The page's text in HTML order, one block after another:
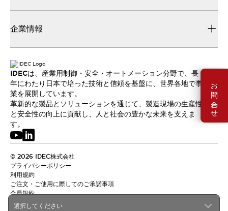
お問い合わせ
選択してください
企業情報
IDECは、産業用制御・安全・オートメーション分野で、長
年にわたり日本で培った技術と信頼を基盤に、世界各地で事
業を展開しています。
革新的な製品とソリューションを通じて、製造現場の生産性
と安全性の向上に貢献し、人と社会の豊かな未来を支えま
す。
© 2026 IDEC株式会社
プライバシーポリシー
利用規約
ご注文・ご使用に際してのご承諾事項
会員規約